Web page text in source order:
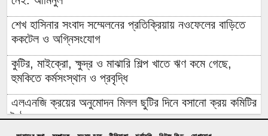
শেখ হাসিনার সংবাদ সম্মেলনের প্রতিক্রিয়ায় নওফেলের বাড়িতে
ককটেল ও অগ্নিসংযোগ
কুটির, মাইক্রো, ক্ষুদ্র ও মাঝারি শিল্প খাতে ঋণ কমে গেছে,
হুমকিতে কর্মসংস্থান ও প্রবৃদ্ধি
এলএনজি ক্রয়ের অনুমোদন মিলল ছুটির দিনে বসানো ক্রয় কমিটির
বৈঠকে